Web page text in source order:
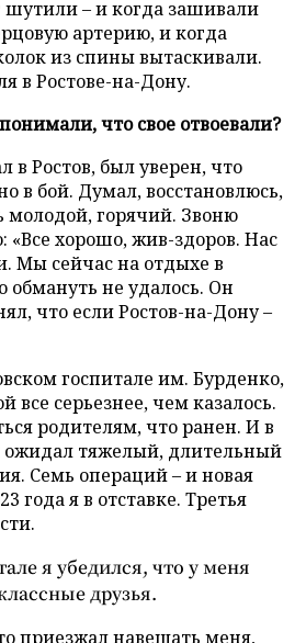
шутили – и когда зашивали
артерию, и когда
из спины вытаскивали.
в Ростове-на-Дону.
что свое отвоевали?
в Ростов, был уверен, что
в бой. Думал, восстановлюсь,
молодой, горячий. Звоню
«Все хорошо, жив-здоров. Нас
Мы сейчас на отдыхе в
обмануть не удалось. Он
что если Ростов-на-Дону –
госпитале им. Бурденко,
все серьезнее, чем казалось.
родителям, что ранен. И в
тяжелый, длительный
Семь операций – и новая
года я в отставке. Третья
я убедился, что у меня
друзья.
приезжал навещать меня,